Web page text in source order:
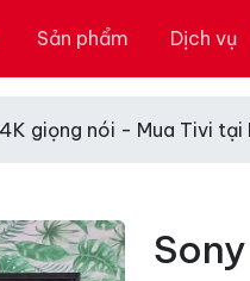
Sản phẩm Dịch vụ
giọng nói - Mua Tivi tại